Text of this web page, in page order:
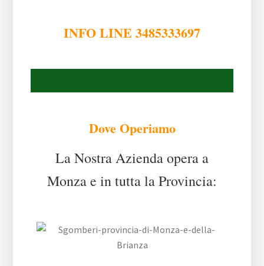
INFO LINE 3485333697
Dove Operiamo
La Nostra Azienda opera a
Monza e in tutta la Provincia: